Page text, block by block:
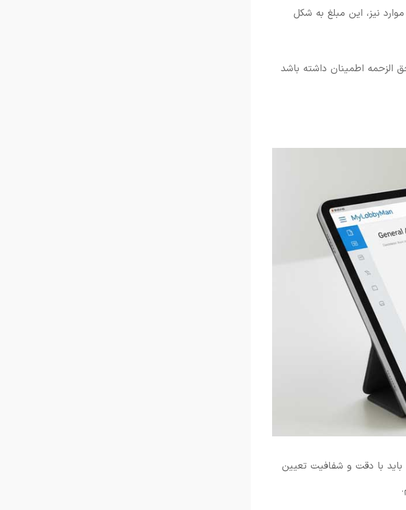
نیز، این مبلغ به شکل
اطمینان داشته باشد
با دقت و شفافیت تعیین